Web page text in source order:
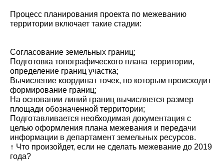
Процесс планирования проекта по межеванию
территории включает такие стадии:
Согласование земельных границ;
Подготовка топографического плана территории,
определение границ участка;
Вычисление координат точек, по которым происходит
формирование границ;
На основании линий границ вычисляется размер
площади обозначенной территории;
Подготавливается необходимая документация с
целью оформления плана межевания и передачи
информации в департамент земельных ресурсов.
↑ Что произойдет, если не сделать межевание до 2019
года?